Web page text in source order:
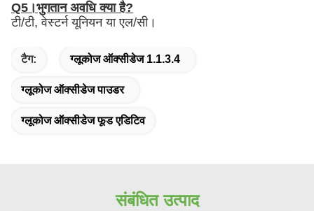
Q5।भुगतान अवधि क्या है?
टी/टी, वेस्टर्न यूनियन या एल/सी।
टैग: ग्लूकोज ऑक्सीडेज 1.1.3.4
ग्लूकोज ऑक्सीडेज पाउडर
ग्लूकोज ऑक्सीडेज फूड एडिटिव
संबंधित उत्पाद